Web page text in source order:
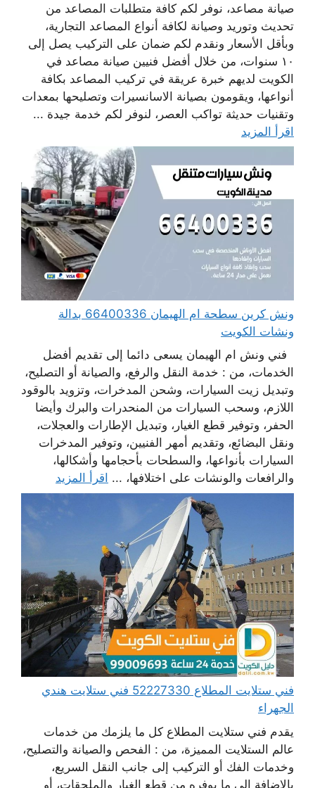
صيانة مصاعد، نوفر لكم كافة متطلبات المصاعد من
تحديث وتوريد وصيانة لكافة أنواع المصاعد التجارية،
وبأقل الأسعار ونقدم لكم ضمان على التركيب يصل إلى
١٠ سنوات، من خلال أفضل فنيين صيانة مصاعد في
الكويت لديهم خبرة عريقة في تركيب المصاعد بكافة
أنواعها، ويقومون بصيانة الاسانسيرات وتصليحها بمعدات
وتقنيات حديثة تواكب العصر، لنوفر لكم خدمة جيدة ...
اقرأ المزيد
ونش كرين سطحة ام الهيمان 66400336 بدالة
ونشات الكويت
فني ونش ام الهيمان يسعى دائما إلى تقديم أفضل
الخدمات، من : خدمة النقل والرفع، والصيانة أو التصليح،
وتبديل زيت السيارات، وشحن المدخرات، وتزويد بالوقود
اللازم، وسحب السيارات من المنحدرات والبرك وأيضا
الحفر، وتوفير قطع الغيار، وتبديل الإطارات والعجلات،
ونقل البضائع، وتقديم أمهر الفنيين، وتوفير المدخرات
السيارات بأنواعها، والسطحات بأحجامها وأشكالها،
والرافعات والونشات على اختلافها، ... اقرأ المزيد
فني ستلايت المطلاع 52227330 فني ستلايت هندي
الجهراء
يقدم فني ستلايت المطلاع كل ما يلزمك من خدمات
عالم الستلايت المميزة، من : الفحص والصيانة والتصليح،
وخدمات الفك أو التركيب إلى جانب النقل السريع،
بالإضافة إلى ما يوفره من قطع الغيار والملحقات، أو